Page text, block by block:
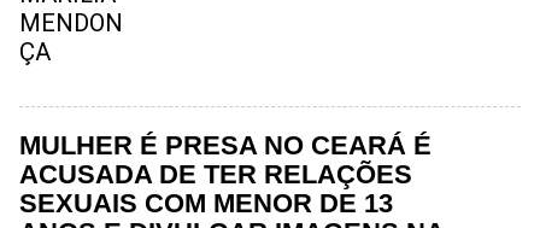
vendendo as fotos. Cada foto, no
valor de R$20 (Vinte reais). A
assessoria da família de Marília
Mendonça, se pronunciou sobre o
MULHER É PRESA NO CEARÁ É
ACUSADA DE TER RELAÇÕES
SEXUAIS COM MENOR DE 13